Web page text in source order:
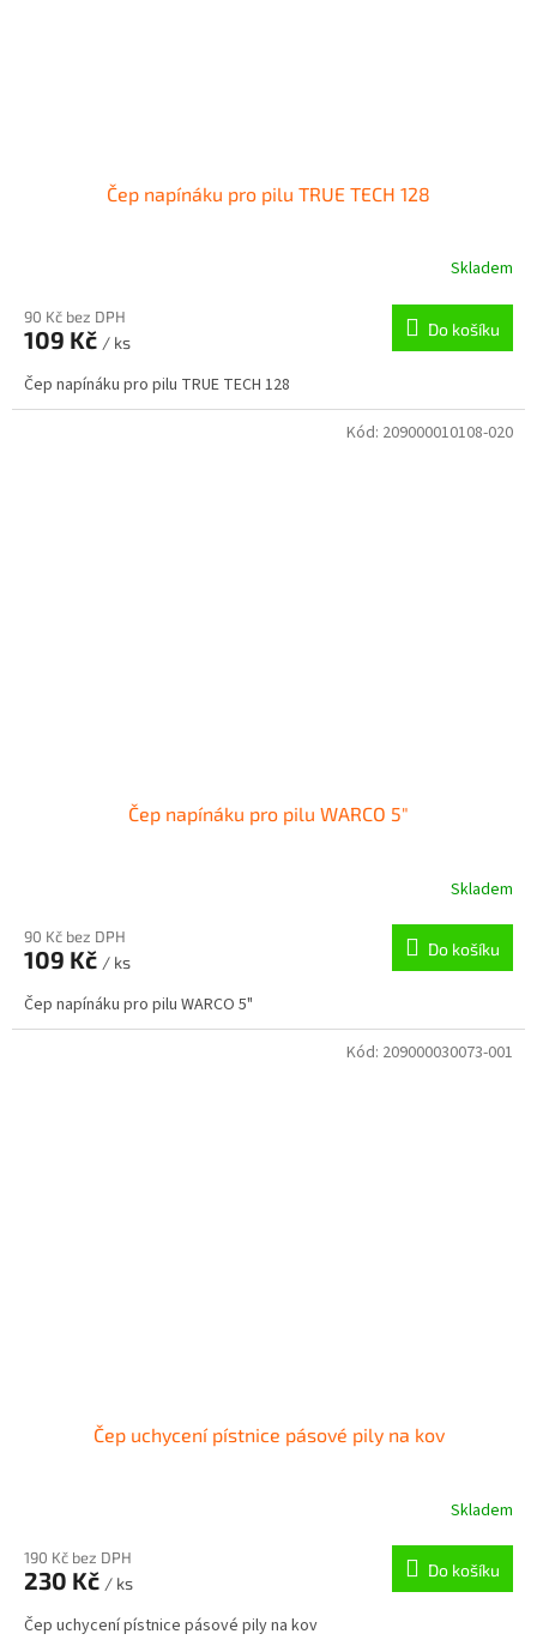
Čep napínáku pro pilu TRUE TECH 128
Skladem
90 Kč bez DPH
109 Kč / ks
Do košíku
Čep napínáku pro pilu TRUE TECH 128
Čep napínáku pro pilu WARCO 5"
Skladem
90 Kč bez DPH
109 Kč / ks
Do košíku
Čep napínáku pro pilu WARCO 5"
Kód: 209000010108-020
Čep uchycení pístnice pásové pily na kov
Skladem
190 Kč bez DPH
230 Kč / ks
Do košíku
Čep uchycení pístnice pásové pily na kov
Kód: 209000030073-001